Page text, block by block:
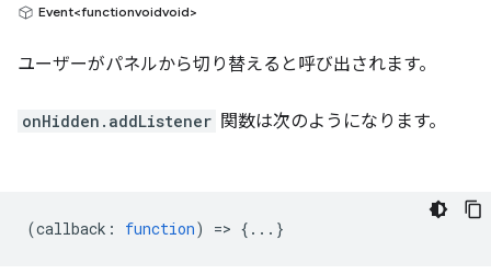
Event<functionvoidvoid>
ユーザーがパネルから切り替えると呼び出されます。
onHidden.addListener 関数は次のようになります。
(callback : function) => {...}